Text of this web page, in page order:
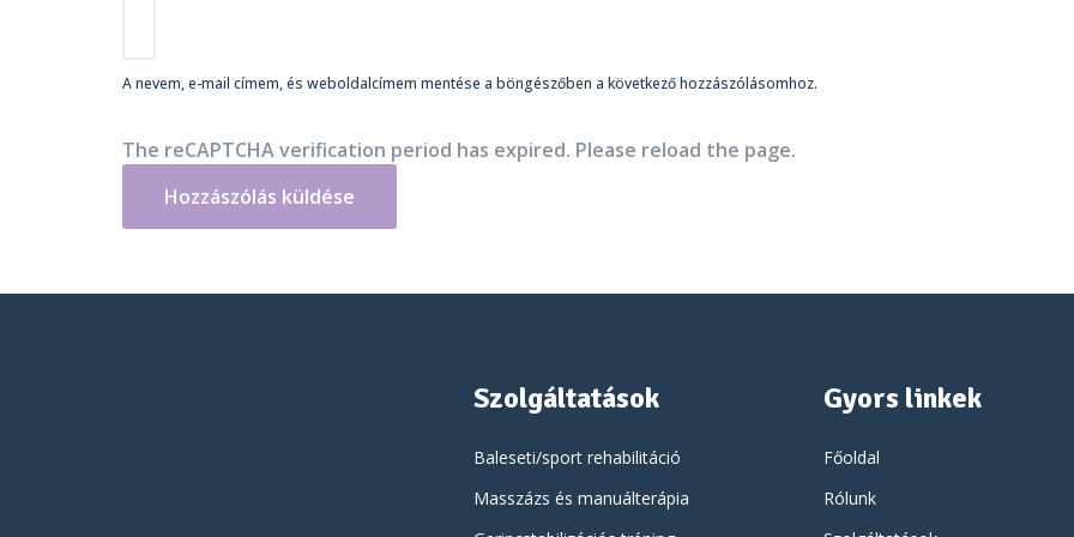
A nevem, e-mail címem, és weboldalcímem mentése a böngészőben a következő hozzászólásomhoz.
The reCAPTCHA verification period has expired. Please reload the page.
Szolgáltatások
Baleseti/sport rehabilitáció
Masszázs és manuálterápia
Gyors linkek
Főoldal
Rólunk